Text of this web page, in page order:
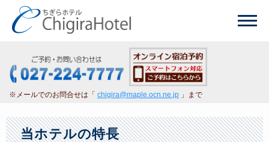
※メールでのお問合せは「 chigira@maple.ocn.ne.jp 」まで
当ホテルの特長